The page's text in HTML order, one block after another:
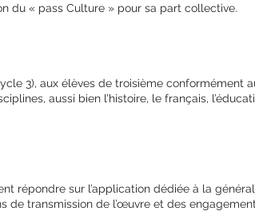
du « pass Culture » pour sa part collective.
3), aux élèves de troisième
aussi bien l’histoire, le français,
répondre sur l’application dédiée à la
de transmission de l’œuvre et des